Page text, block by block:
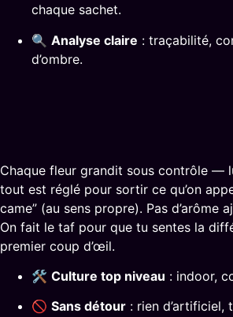
chaque sachet.
🔍 Analyse claire : traçabilité,
d’ombre.
Chaque fleur grandit sous contrôle —
tout est réglé pour sortir ce qu’on
came” (au sens propre). Pas d’arôme
On fait le taf pour que tu sentes la
premier coup d’œil.
🛠 Culture top niveau : indoor,
🚫 Sans détour : rien d’artificiel,